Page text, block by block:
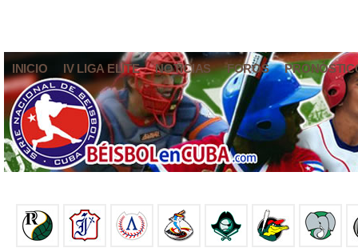
INICIO IV LIGA ELITE NOTICIAS FOROS